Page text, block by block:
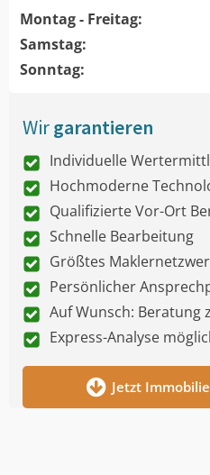
Montag - Freitag:
Samstag:
Sonntag:
Wirgarantieren
Individuelle
Hochmoderne
Qualifizierte Vor-Ort
Schnelle Bearbeitung
Größtes
Persönlicher
Auf Wunsch: Beratung
Express-Analyse
Jetzt